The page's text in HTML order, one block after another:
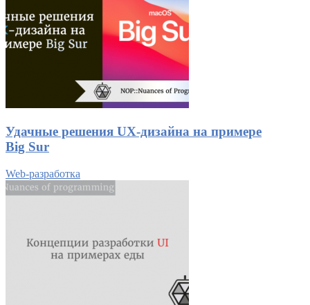
Удачные решения UX-дизайна на примере
Big Sur
Web-разработка